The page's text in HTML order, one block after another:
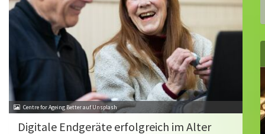
Centre for Ageing Better auf Unsplash
Digitale Endgeräte erfolgreich im Alter